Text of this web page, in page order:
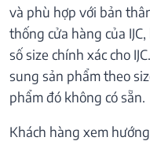
và phù hợp với bản
thống cửa hàng của
số size chính xác cho
sung sản phẩm theo
phẩm đó không có sẵn.
Khách hàng xem